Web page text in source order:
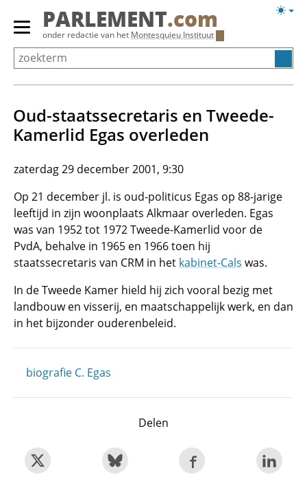
Overslaan
Primair
menu
tonen/verbergen
PARLEMENT.com
onder redactie van het Montesquieu Instituut
Oud-staatssecretaris en Tweede-
Kamerlid Egas overleden
zaterdag 29 december 2001, 9:30
Op 21 december jl. is oud-politicus Egas op 88-jarige
leeftijd in zijn woonplaats Alkmaar overleden. Egas
was van 1952 tot 1972 Tweede-Kamerlid voor de
PvdA, behalve in 1965 en 1966 toen hij
staatssecretaris van CRM in het kabinet-Cals was.
In de Tweede Kamer hield hij zich vooral bezig met
landbouw en visserij, en maatschappelijk werk, en dan
in het bijzonder ouderenbeleid.
biografie C. Egas
Delen